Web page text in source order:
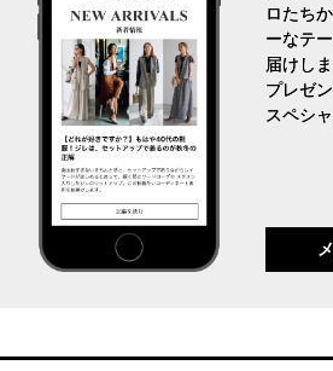
ロたち
ーなテ
届けしま
プレゼ
スペシ